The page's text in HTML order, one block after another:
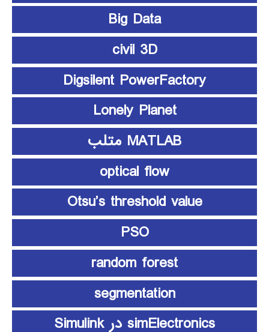
Big Data
civil 3D
Digsilent PowerFactory
Lonely Planet
MATLAB متلب
optical flow
Otsu’s threshold value
PSO
random forest
segmentation
simElectronics در Simulink